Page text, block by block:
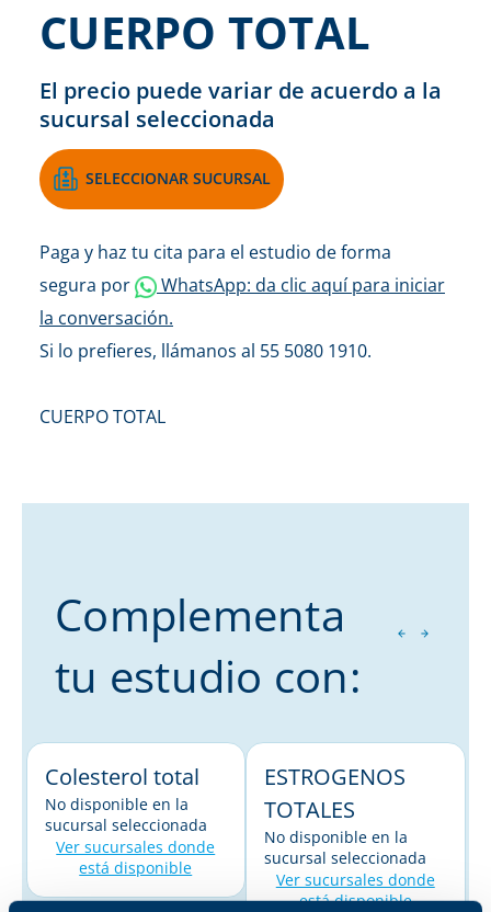
CUERPO TOTAL
El precio puede variar de acuerdo a la
sucursal seleccionada
SELECCIONAR SUCURSAL
Paga y haz tu cita para el estudio de forma
segura por
WhatsApp: da clic aquí para iniciar
la conversación.
Si lo prefieres, llámanos al 55 5080 1910.
CUERPO TOTAL
Complementa
tu estudio con:
Colesterol total
No disponible en la
sucursal seleccionada
Ver sucursales donde
está disponible
ESTROGENOS
TOTALES
No disponible en la
sucursal seleccionada
Ver sucursales donde
está disponible